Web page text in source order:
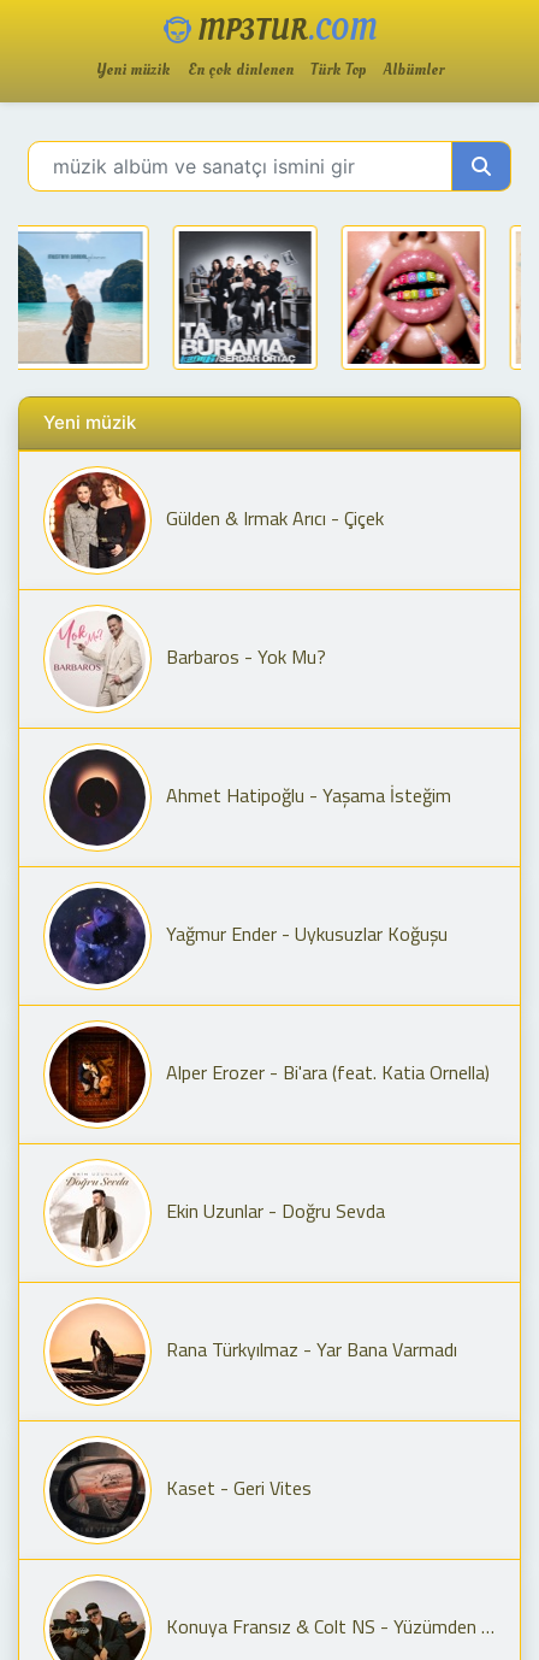
MP3TUR.COM
Yeni müzik En çok dinlenen Türk Top Albümler
Yeni müzik
Gülden & Irmak Arıcı - Çiçek
Barbaros - Yok Mu?
Ahmet Hatipoğlu - Yaşama İsteğim
Yağmur Ender - Uykusuzlar Koğuşu
Alper Erozer - Bi'ara (feat. Katia Ornella)
Ekin Uzunlar - Doğru Sevda
Rana Türkyılmaz - Yar Bana Varmadı
Kaset - Geri Vites
Konuya Fransız & Colt NS - Yüzümden Anla